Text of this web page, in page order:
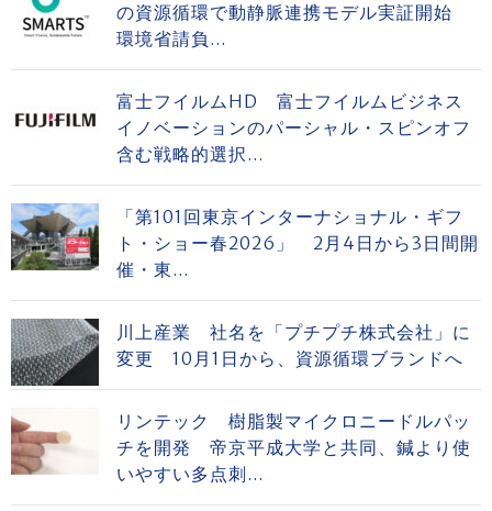
の資源循環で動静脈連携モデル実証開始
環境省請負...
富士フイルムHD 富士フイルムビジネス
イノベーションのパーシャル・スピンオフ
含む戦略的選択...
「第101回東京インターナショナル・ギフ
ト・ショー春2026」 2月4日から3日間開
催・東...
川上産業 社名を「プチプチ株式会社」に
変更 10月1日から、資源循環ブランドへ
リンテック 樹脂製マイクロニードルパッ
チを開発 帝京平成大学と共同、鍼より使
いやすい多点刺...